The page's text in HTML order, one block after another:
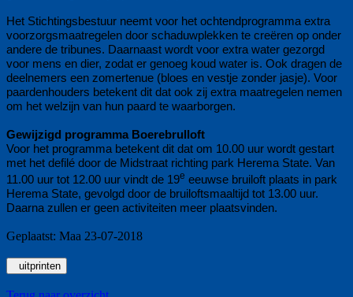
Het Stichtingsbestuur neemt voor het ochtendprogramma extra
voorzorgsmaatregelen door schaduwplekken te creëren op onder
andere de tribunes. Daarnaast wordt voor extra water gezorgd
voor mens en dier, zodat er genoeg koud water is. Ook dragen de
deelnemers een zomertenue (bloes en vestje zonder jasje). Voor
paardenhouders betekent dit dat ook zij extra maatregelen nemen
om het welzijn van hun paard te waarborgen.
Gewijzigd programma Boerebrulloft
Voor het programma betekent dit dat om 10.00 uur wordt gestart
met het defilé door de Midstraat richting park Herema State. Van
11.00 uur tot 12.00 uur vindt de 19e eeuwse bruiloft plaats in park
Herema State, gevolgd door de bruiloftsmaaltijd tot 13.00 uur.
Daarna zullen er geen activiteiten meer plaatsvinden.
Geplaatst: Maa 23-07-2018
uitprinten